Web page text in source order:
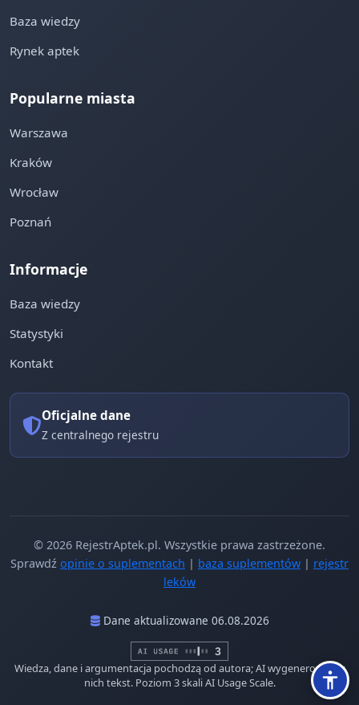
Baza wiedzy
Rynek aptek
Popularne miasta
Warszawa
Kraków
Wrocław
Poznań
Informacje
Baza wiedzy
Statystyki
Kontakt
Oficjalne dane
Z centralnego rejestru
© 2026 RejestrAptek.pl. Wszystkie prawa zastrzeżone.
Sprawdź opinie o suplementach | baza suplementów | rejestr
leków
Dane aktualizowane 06.08.2026
Wiedza, dane i argumentacja pochodzą od autora; AI wygenerowało z
nich tekst. Poziom 3 skali AI Usage Scale.